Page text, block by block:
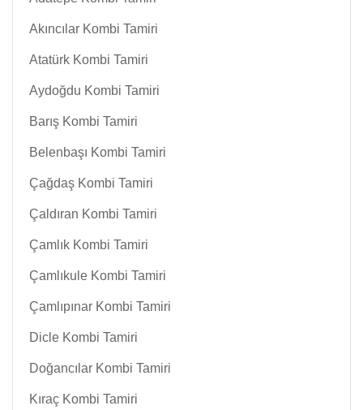
Akıncılar Kombi Tamiri
Atatürk Kombi Tamiri
Aydoğdu Kombi Tamiri
Barış Kombi Tamiri
Belenbaşı Kombi Tamiri
Çağdaş Kombi Tamiri
Çaldıran Kombi Tamiri
Çamlık Kombi Tamiri
Çamlıkule Kombi Tamiri
Çamlıpınar Kombi Tamiri
Dicle Kombi Tamiri
Doğancılar Kombi Tamiri
Kıraç Kombi Tamiri